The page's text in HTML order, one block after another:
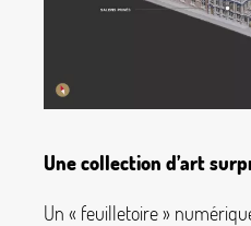
Une collection d’art
Un « feuilletoire»